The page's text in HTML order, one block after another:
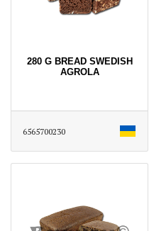
280 G BREAD SWEDISH
AGROLA
6565700230